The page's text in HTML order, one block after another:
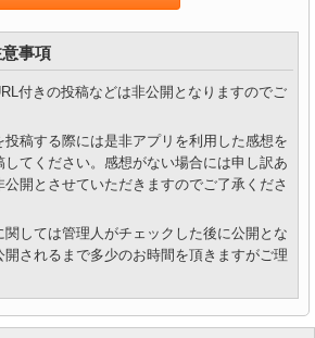
事項
付きの投稿などは非公開となりますのでご
稿する際には是非アプリを利用した感想を
てください。感想がない場合には申し訳あ
開とさせていただきますのでご了承くださ
しては管理人がチェックした後に公開とな
開されるまで多少のお時間を頂きますがご理